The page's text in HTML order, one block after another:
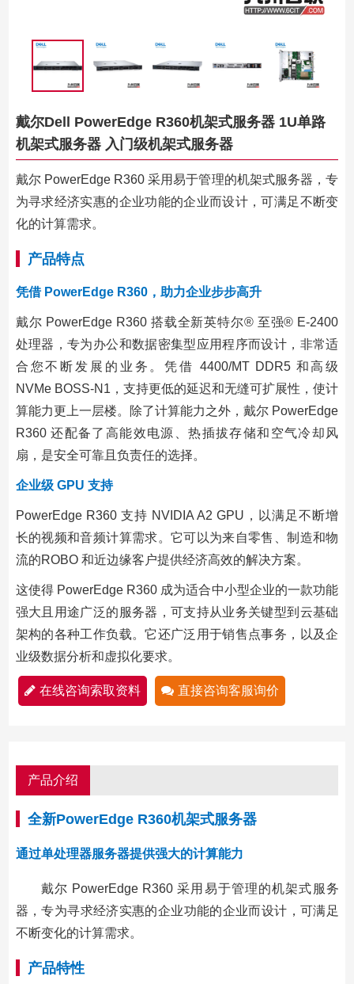
戴尔Dell PowerEdge R360机架式服务器 1U单路
机架式服务器 入门级机架式服务器
戴尔 PowerEdge R360 采用易于管理的机架式服务器，专
为寻求经济实惠的企业功能的企业而设计，可满足不断变
化的计算需求。
产品特点
凭借 PowerEdge R360，助力企业步步高升
戴尔 PowerEdge R360 搭载全新英特尔® 至强® E-2400
处理器，专为办公和数据密集型应用程序而设计，非常适
合您不断发展的业务。凭借 4400/MT DDR5 和高级
NVMe BOSS-N1，支持更低的延迟和无缝可扩展性，使计
算能力更上一层楼。除了计算能力之外，戴尔 PowerEdge
R360 还配备了高能效电源、热插拔存储和空气冷却风
扇，是安全可靠且负责任的选择。
企业级 GPU 支持
PowerEdge R360 支持 NVIDIA A2 GPU，以满足不断增
长的视频和音频计算需求。它可以为来自零售、制造和物
流的ROBO 和近边缘客户提供经济高效的解决方案。
这使得 PowerEdge R360 成为适合中小型企业的一款功能
强大且用途广泛的服务器，可支持从业务关键型到云基础
架构的各种工作负载。它还广泛用于销售点事务，以及企
业级数据分析和虚拟化要求。
在线咨询索取资料 直接咨询客服询价
产品介绍
全新PowerEdge R360机架式服务器
通过单处理器服务器提供强大的计算能力
戴尔 PowerEdge R360 采用易于管理的机架式服务
器，专为寻求经济实惠的企业功能的企业而设计，可满足
不断变化的计算需求。
产品特性